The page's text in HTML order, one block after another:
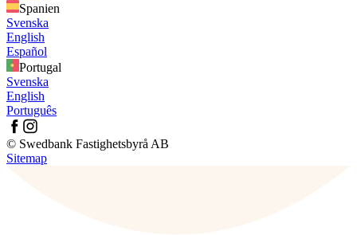
Spanien
Svenska
English
Español
Portugal
Svenska
English
Português
© Swedbank Fastighetsbyrå AB
Sitemap